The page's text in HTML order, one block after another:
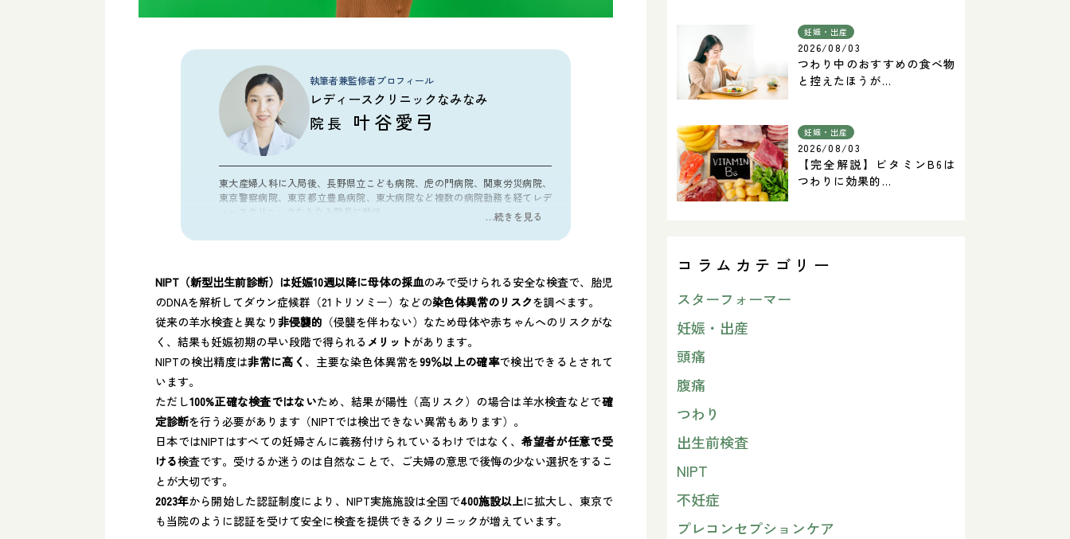
執筆者兼監修者プロフィール
レディースクリニックなみなみ
院長 叶谷愛弓
東大産婦人科に入局後、長野県立こども病院、虎の門病院、関東労災病院、
東京警察病院、東京都立豊島病院、東大病院など複数の病院勤務を経てレデ
ィースクリニックなみなみ院長に就任。
FMF認定超音波医
所属学会
日本産科婦人科学会
日本周産期新生児学会
日本女性医学会
日本産科婦人科遺伝診療学会
総監修者について詳しく見る
…続きを見る
NIPT（新型出生前診断）は妊娠10週以降に母体の採血のみで受けられる安全な検査で、胎児
のDNAを解析してダウン症候群（21トリソミー）などの染色体異常のリスクを調べます​。
従来の羊水検査と異なり非侵襲的 （侵襲を伴わない）なため母体や赤ちゃんへのリスクがな
く、結果も妊娠初期の早い段階で得られる メリットがあります​。
NIPTの検出精度は非常に高く 、主要な染色体異常を99％以上の確率で検出できるとされて
います​。
ただし100%正確な検査ではないため、結果が陽性（高リスク）の場合は羊水検査などで確
定診断を行う必要があります（NIPTでは検出できない異常もあります）。
日本ではNIPTはすべての妊婦さんに義務付けられているわけではなく、希望者が任意で受
ける検査です​。受けるか迷うのは自然なことで、ご夫婦の意思で後悔の少ない選択をするこ
とが大切です。
2023年から開始した認証制度により、NIPT実施施設は全国で400施設以上に拡大し​、東京で
も当院のように認証を受けて安全に検査を提供できるクリニックが増えています​。
妊娠・出産
2026/08/03
つわり中のおすすめの食べ物
と控えたほうが...
妊娠・出産
2026/08/03
【完全解説】ビタミンB6は
つわりに効果的...
コラムカテゴリー
スターフォーマー
妊娠・出産
頭痛
腹痛
つわり
出生前検査
NIPT
不妊症
プレコンセプションケア